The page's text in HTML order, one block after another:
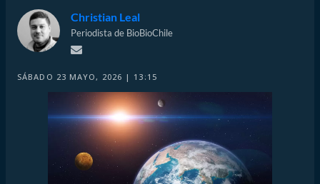
Christian Leal
Periodista de BioBioChile
SÁBADO 23 MAYO, 2026 | 13:15